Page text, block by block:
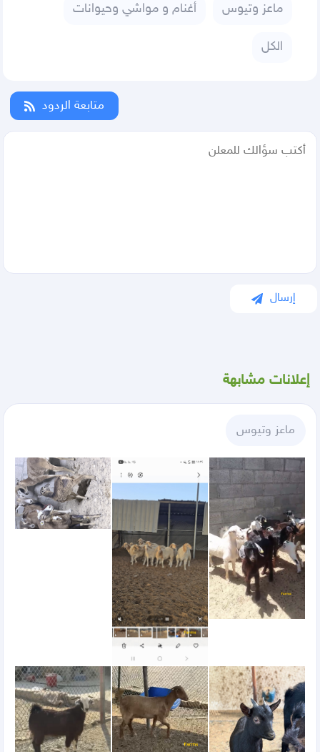
إعلانات مشابهة
ماعز وتيوس أغنام و مواشي وحيوانات
الكل
متابعة الردود
إرسال
ماعز وتيوس